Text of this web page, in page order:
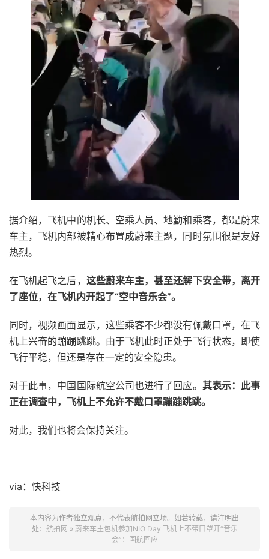
据介绍，飞机中的机长、空乘人员、地勤和乘客，都是蔚来
车主，飞机内部被精心布置成蔚来主题，同时氛围很是友好
热烈。
在飞机起飞之后， 这些蔚来车主，甚至还解下安全带，离开
了座位，在飞机内开起了“空中音乐会”。
同时，视频画面显示，这些乘客不少都没有佩戴口罩，在飞
机上兴奋的蹦蹦跳跳。由于飞机此时正处于飞行状态，即使
飞行平稳，但还是存在一定的安全隐患。
对于此事，中国国际航空公司也进行了回应。 其表示：此事
正在调查中，飞机上不允许不戴口罩蹦蹦跳跳。
对此，我们也将会保持关注。
via：快科技
本内容为作者独立观点，不代表航拍网立场。如若转载，请注明出
处： 航拍网 » 蔚来车主包机参加NIO Day 飞机上不带口罩开“音乐
会”：国航回应